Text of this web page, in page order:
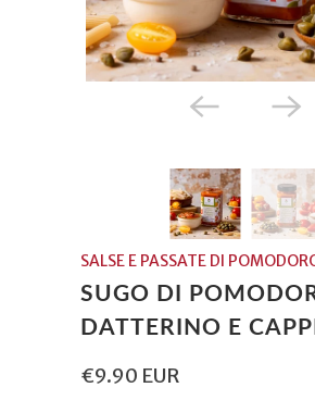
SALSE E PASSATE DI
SUGO DI
DATTERINO E
€9.90 EUR